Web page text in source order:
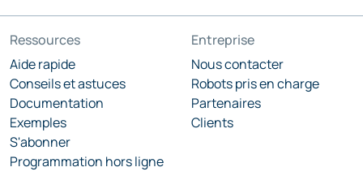
Ressources
Aide rapide
Conseils et astuces
Documentation
Exemples
S'abonner
Programmation hors ligne
Entreprise
Nous contacter
Robots pris en charge
Partenaires
Clients